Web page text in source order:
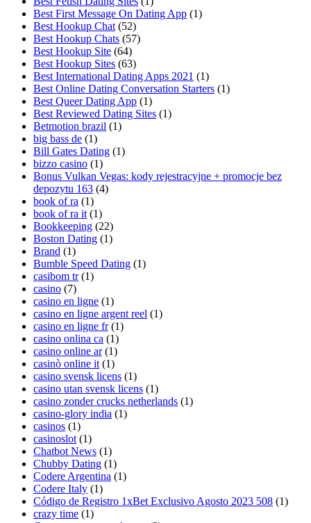
Best First Message On Dating App (1)
Best Hookup Chat (52)
Best Hookup Chats (57)
Best Hookup Site (64)
Best Hookup Sites (63)
Best International Dating Apps 2021 (1)
Best Online Dating Conversation Starters (1)
Best Queer Dating App (1)
Best Reviewed Dating Sites (1)
Betmotion brazil (1)
big bass de (1)
Bill Gates Dating (1)
bizzo casino (1)
Bonus Vulkan Vegas: kody rejestracyjne + promocje bez
depozytu 163 (4)
book of ra (1)
book of ra it (1)
Bookkeeping (22)
Boston Dating (1)
Brand (1)
Bumble Speed Dating (1)
casibom tr (1)
casino (7)
casino en ligne (1)
casino en ligne argent reel (1)
casino en ligne fr (1)
casino onlina ca (1)
casino online ar (1)
casinò online it (1)
casino svensk licens (1)
casino utan svensk licens (1)
casino zonder crucks netherlands (1)
casino-glory india (1)
casinos (1)
casinoslot (1)
Chatbot News (1)
Chubby Dating (1)
Codere Argentina (1)
Codere Italy (1)
Código de Registro 1xBet Exclusivo Agosto 2023 508 (1)
crazy time (1)